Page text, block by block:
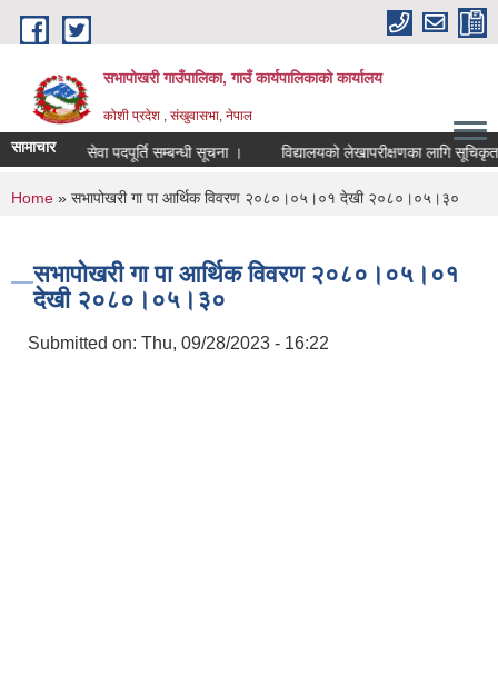
Skip to main content
सभापोखरी गाउँपालिका, गाउँ कार्यपालिकाको कार्यालय
कोशी प्रदेश , संखुवासभा, नेपाल
सामाचार
करार सेवा पदपूर्ति सम्बन्धी सूचना ।
You are here
Home » सभापोखरी गा पा आर्थिक विवरण २०८०।०५।०१ देखी २०८०।०५।३०
सभापोखरी गा पा आर्थिक विवरण २०८०।०५।०१
देखी २०८०।०५।३०
Submitted on: Thu, 09/28/2023 - 16:22